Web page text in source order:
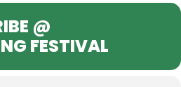
@
FESTIVAL